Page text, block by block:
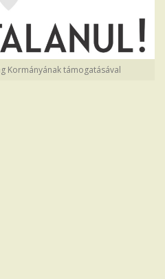
Kormányának támogatásával